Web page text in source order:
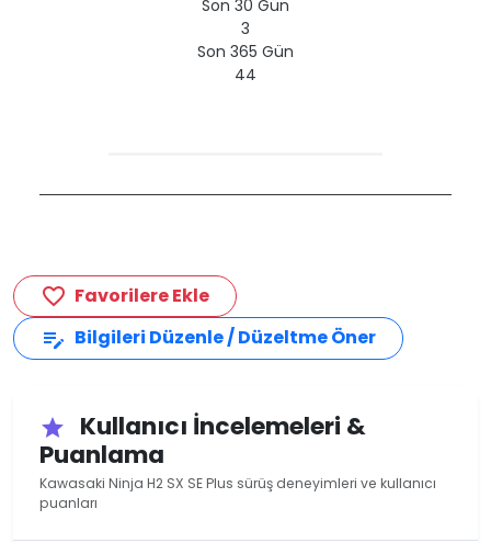
Son 30 Gün
3
Son 365 Gün
44
favorite_border Favorilere Ekle
edit_note Bilgileri Düzenle / Düzeltme Öner
star
Kullanıcı İncelemeleri &
Puanlama
Kawasaki Ninja H2 SX SE Plus sürüş deneyimleri ve kullanıcı
puanları